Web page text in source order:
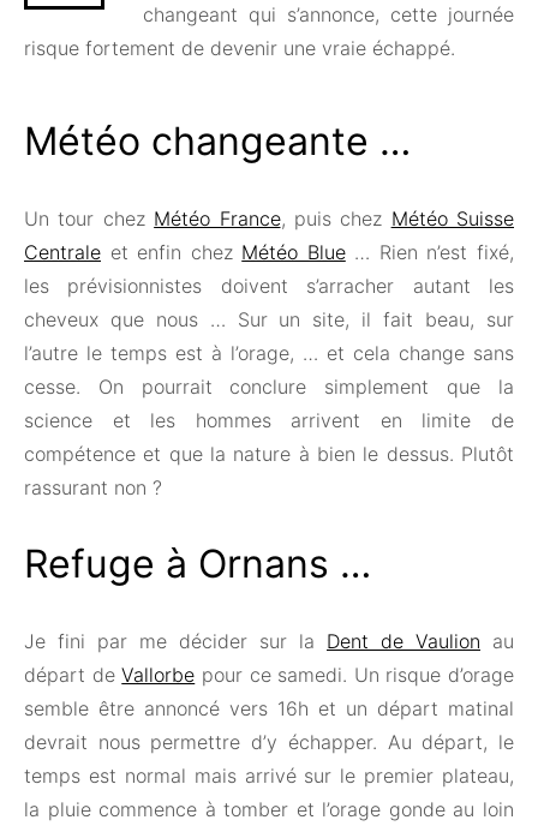
changeant qui s’annonce, cette journée
risque fortement de devenir une vraie échappé.
Météo changeante …
Un tour chez Météo France, puis chez Météo Suisse
Centrale et enfin chez Météo Blue… Rien n’est fixé,
les prévisionnistes doivent s’arracher autant les
cheveux que nous … Sur un site, il fait beau, sur
l’autre le temps est à l’orage, … et cela change sans
cesse. On pourrait conclure simplement que la
science et les hommes arrivent en limite de
compétence et que la nature à bien le dessus. Plutôt
rassurant non ?
Refuge à Ornans …
Je fini par me décider sur la Dent de Vaulion au
départ deVallorbe pour ce samedi. Un risque d’orage
semble être annoncé vers 16h et un départ matinal
devrait nous permettre d’y échapper. Au départ, le
temps est normal mais arrivé sur le premier plateau,
la pluie commence à tomber et l’orage gonde au loin